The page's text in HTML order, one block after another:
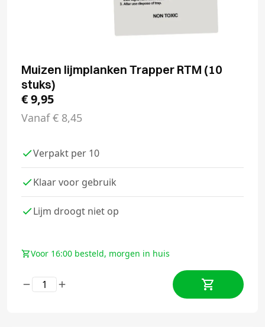
Muizen lijmplanken Trapper RTM (10
stuks)
€9,95
Vanaf€ 8,45
Verpakt per 10
Klaar voor gebruik
Lijm droogt niet op
Voor 16:00 besteld, morgen in huis